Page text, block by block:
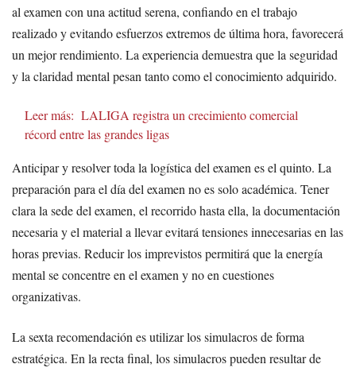
al examen con una actitud serena, confiando en el trabajo
realizado y evitando esfuerzos extremos de última hora, favorecerá
un mejor rendimiento. La experiencia demuestra que la seguridad
y la claridad mental pesan tanto como el conocimiento adquirido.
Leer más: LALIGA registra un crecimiento comercial
récord entre las grandes ligas
Anticipar y resolver toda la logística del examen es el quinto. La
preparación para el día del examen no es solo académica. Tener
clara la sede del examen, el recorrido hasta ella, la documentación
necesaria y el material a llevar evitará tensiones innecesarias en las
horas previas. Reducir los imprevistos permitirá que la energía
mental se concentre en el examen y no en cuestiones
organizativas.
La sexta recomendación es utilizar los simulacros de forma
estratégica. En la recta final, los simulacros pueden resultar de